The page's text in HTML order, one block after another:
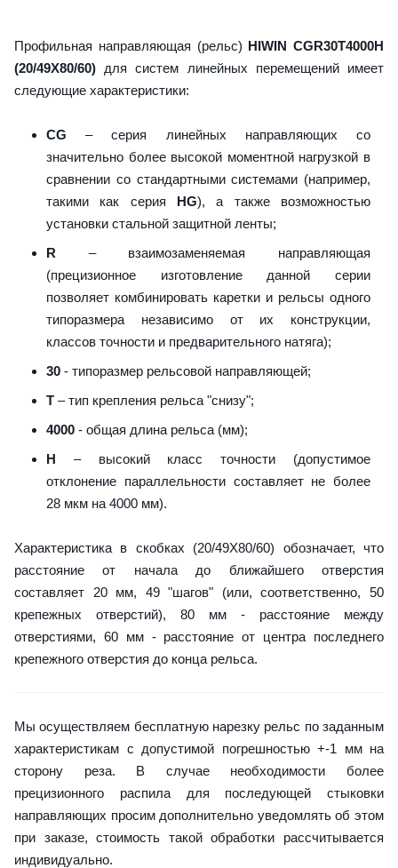
Профильная направляющая (рельс) HIWIN CGR30T4000H
(20/49X80/60) для систем линейных перемещений имеет
следующие характеристики:
CG – серия линейных направляющих со
значительно более высокой моментной нагрузкой в
сравнении со стандартными системами (например,
такими как серия HG), а также возможностью
установки стальной защитной ленты;
R – взаимозаменяемая направляющая
(прецизионное изготовление данной серии
позволяет комбинировать каретки и рельсы одного
типоразмера независимо от их конструкции,
классов точности и предварительного натяга);
30 - типоразмер рельсовой направляющей;
T – тип крепления рельса "снизу";
4000 - общая длина рельса (мм);
H – высокий класс точности (допустимое
отклонение параллельности составляет не более
28 мкм на 4000 мм).
Характеристика в скобках (20/49X80/60) обозначает, что
расстояние от начала до ближайшего отверстия
составляет 20 мм, 49 "шагов" (или, соответственно, 50
крепежных отверстий), 80 мм - расстояние между
отверстиями, 60 мм - расстояние от центра последнего
крепежного отверстия до конца рельса.
Мы осуществляем бесплатную нарезку рельс по заданным
характеристикам с допустимой погрешностью +-1 мм на
сторону реза. В случае необходимости более
прецизионного распила для последующей стыковки
направляющих просим дополнительно уведомлять об этом
при заказе, стоимость такой обработки рассчитывается
индивидуально.